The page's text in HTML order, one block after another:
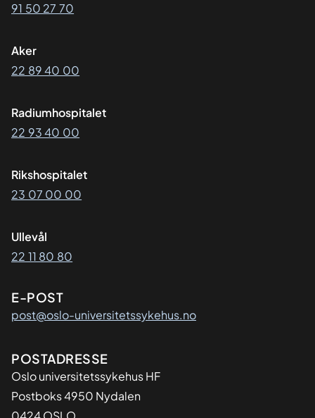
91 50 27 70
Aker
22 89 40 00
Radiumhospitalet
22 93 40 00
Rikshospitalet
23 07 00 00
Ullevål
22 11 80 80
E-POST
post@oslo-universitetssykehus.no
Adresse
POSTADRESSE
Oslo universitetssykehus HF
Postboks 4950 Nydalen